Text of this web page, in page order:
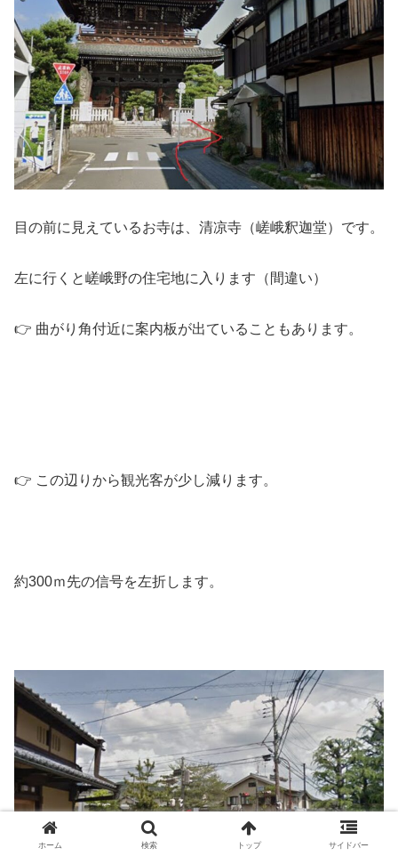
目の前に見えているお寺は、清凉寺（嵯峨釈迦堂）です。
左に行くと嵯峨野の住宅地に入ります（間違い）
👉 曲がり角付近に案内板が出ていることもあります。
👉 この辺りから観光客が少し減ります。
約300ｍ先の信号を左折します。
ホーム 検索 トップ サイドバー